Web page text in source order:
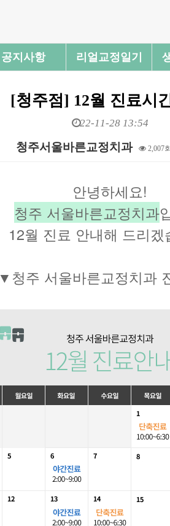
공지사항 리얼교정일기
[청주점] 12월 진료시
22-11-28 13:54
청주서울바른교정치과 2,007
안녕하세요!
청주 서울바른교정치과
12월 진료 안내해 드리겠
▼청주 서울바른교정치과